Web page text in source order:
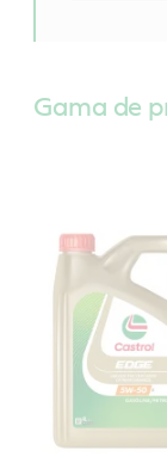
Gama de